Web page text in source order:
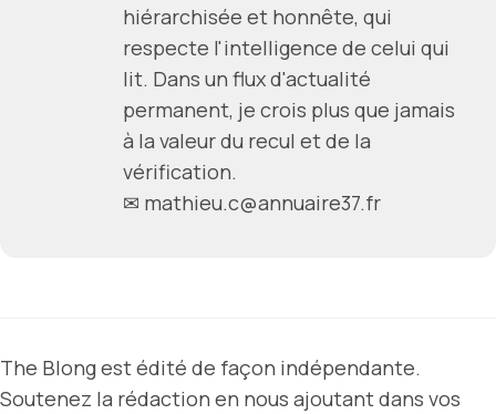
hiérarchisée et honnête, qui
respecte l'intelligence de celui qui
lit. Dans un flux d'actualité
permanent, je crois plus que jamais
à la valeur du recul et de la
vérification.
✉ mathieu.c@annuaire37.fr
The Blong est édité de façon indépendante.
Soutenez la rédaction en nous ajoutant dans vos